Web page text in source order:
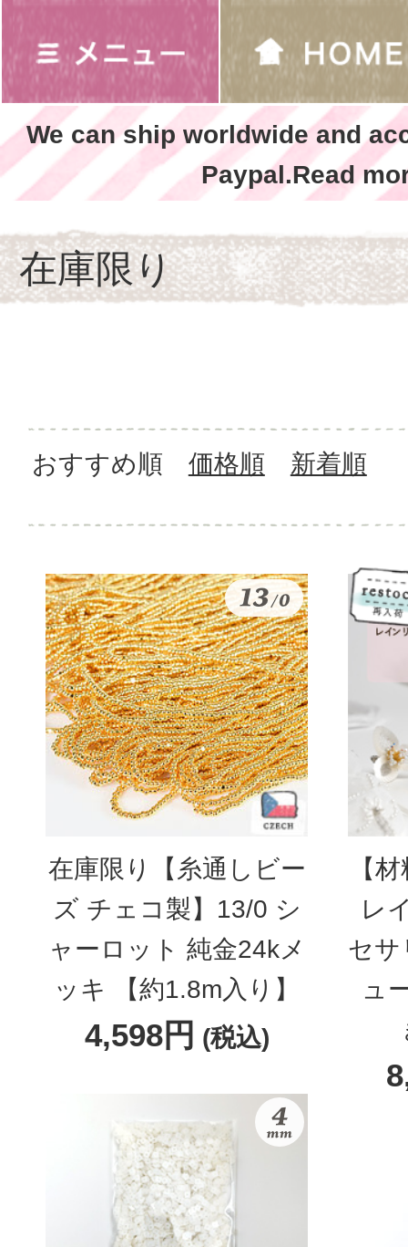
We can ship worldwide and
Paypal.Read
在庫限り
おすすめ順 価格順 新着順
在庫限り【糸通しビー
ズ チェコ製】13/0 シ
ャーロット 純金24kメ
ッキ 【約1.8m入り】
4,598円 (税込)
【
レ
セサ
ュ